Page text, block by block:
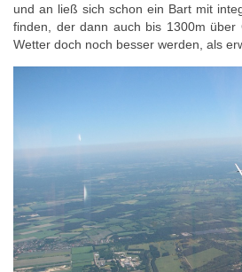
und an ließ sich schon ein Bart mit
finden, der dann auch bis 1300m über
Wetter doch noch besser werden, als